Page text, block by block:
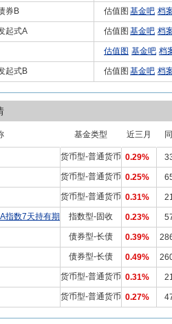
券B 估值图 基金吧 档
起式A 估值图 基金吧 档
估值图 基金吧 档
起式B 估值图 基金吧 档
基金类型 近三月
货币型-普通货币 0.29%
货币型-普通货币 0.25%
货币型-普通货币 0.31%
指数7天持有期 指数型-固收 0.23%
债券型-长债 0.39%
债券型-长债 0.49%
货币型-普通货币 0.31%
货币型-普通货币 0.27%